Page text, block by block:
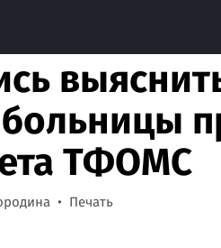
ТФОМС
Печать